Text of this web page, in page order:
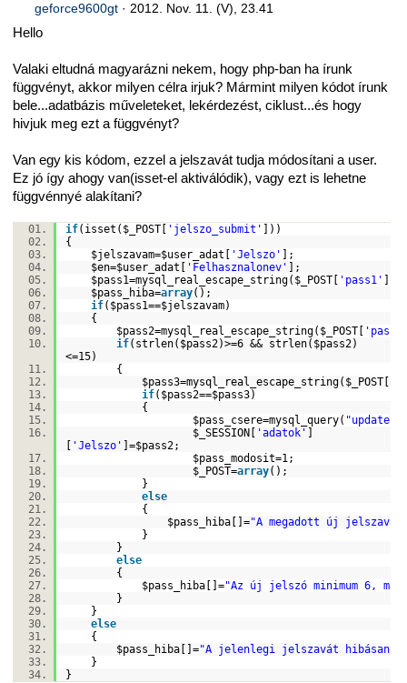
geforce9600gt· 2012. Nov. 11. (V), 23.41
Hello
Valaki eltudná magyarázni nekem, hogy php-ban ha írunk
függvényt, akkor milyen célra irjuk? Mármint milyen kódot írunk
bele...adatbázis műveleteket, lekérdezést, ciklust...és hogy
hivjuk meg ezt a függvényt?
Van egy kis kódom, ezzel a jelszavát tudja módosítani a user.
Ez jó így ahogy van(isset-el aktiválódik), vagy ezt is lehetne
függvénnyé alakítani?
if(isset( $_POST 'jelszo_submit'
]))
{
$jelszavam=$user_adat 'Jelszo'
];
$en=$user_adat 'Felhasznalonev'
];
$pass1=mysql_real_escape_string( $_POST 'pass1'
$pass_hiba=array();
if( $pass1==$jelszavam)
{
$pass2=mysql_real_escape_string( $_POST
if( strlen( $pass2)>=6 && strlen( $pass2)
<=15)
{
$pass3=mysql_real_escape_string( $_POST
if( $pass2==$pass3)
{
$pass_csere=mysql_query( "update
$_SESSION
'adatok'
'Jelszo' ]=$pass2;
$pass_modosit=1;
$_POST=array();
}
else
{
$pass_hiba []="A megadott új jelszavak
}
}
else
{
$pass_hiba []="Az új jelszó minimum 6,
}
}
else
{
$pass_hiba []="A jelenlegi jelszavát hibásan
}
}